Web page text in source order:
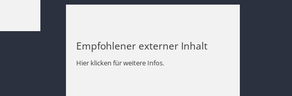
Empfohlener externer Inhalt
Hier klicken für weitere Infos.